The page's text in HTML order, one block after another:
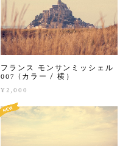
フランス モンサンミッシェル
007 (カラー / 横）
¥2,000